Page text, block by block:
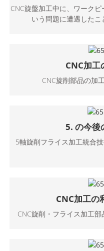
CNC旋盤加工中​​に、ワーク
いう問題に遭遇したこ
CNC加工
CNC旋削部品の加
5. の今後
5軸旋削フライス加工統合
CNC加工の
CNC旋削・フライス加工部